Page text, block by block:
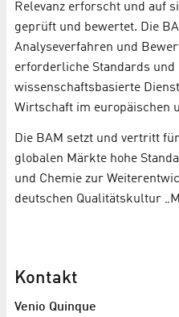
Relevanz erforscht und auf
geprüft und bewertet. Die
Analyseverfahren und
erforderliche Standards
wissenschaftsbasierte
Wirtschaft im europäischen
Die BAM setzt und vertritt
globalen Märkte hohe
und Chemie zur
deutschen Qualitätskultur
Kontakt
Venio Quinque